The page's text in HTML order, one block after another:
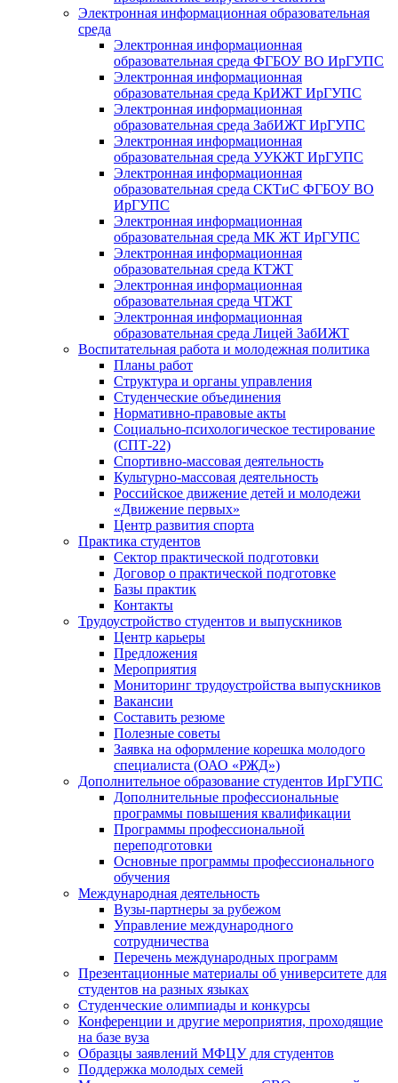
Электронная информационная образовательная
среда
Электронная информационная
образовательная среда ФГБОУ ВО ИрГУПС
Электронная информационная
образовательная среда КрИЖТ ИрГУПС
Электронная информационная
образовательная среда ЗабИЖТ ИрГУПС
Электронная информационная
образовательная среда УУКЖТ ИрГУПС
Электронная информационная
образовательная среда СКТиС ФГБОУ ВО
ИрГУПС
Электронная информационная
образовательная среда МК ЖТ ИрГУПС
Электронная информационная
образовательная среда КТЖТ
Электронная информационная
образовательная среда ЧТЖТ
Электронная информационная
образовательная среда Лицей ЗабИЖТ
Воспитательная работа и молодежная политика
Планы работ
Структура и органы управления
Студенческие объединения
Нормативно-правовые акты
Социально-психологическое тестирование
(СПТ-22)
Спортивно-массовая деятельность
Культурно-массовая деятельность
Российское движение детей и молодежи
«Движение первых»
Центр развития спорта
Практика студентов
Сектор практической подготовки
Договор о практической подготовке
Базы практик
Контакты
Трудоустройство студентов и выпускников
Центр карьеры
Предложения
Мероприятия
Мониторинг трудоустройства выпускников
Вакансии
Составить резюме
Полезные советы
Заявка на оформление корешка молодого
специалиста (ОАО «РЖД»)
Дополнительное образование студентов ИрГУПС
Дополнительные профессиональные
программы повышения квалификации
Программы профессиональной
переподготовки
Основные программы профессионального
обучения
Международная деятельность
Вузы-партнеры за рубежом
Управление международного
сотрудничества
Перечень международных программ
Презентационные материалы об университете для
студентов на разных языках
Студенческие олимпиады и конкурсы
Конференции и другие мероприятия, проходящие
на базе вуза
Образцы заявлений МФЦУ для студентов
Поддержка молодых семей